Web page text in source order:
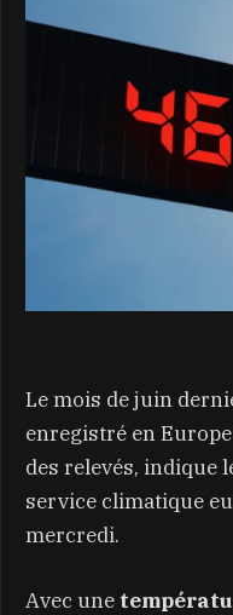
Le mois de juin
enregistré en
des relevés, indique
service climatique
mercredi.
Avec une